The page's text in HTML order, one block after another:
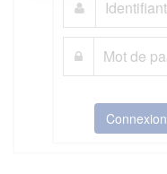
Connexion